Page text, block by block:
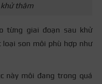
thâm
từng giai đoạn sau khử
loại son môi phù hợp như
này môi đang trong quá